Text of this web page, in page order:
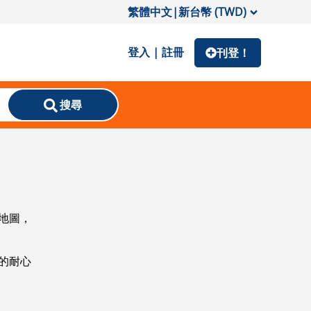
繁體中文|新台幣 (TWD)
登入 | 註冊 刊登！
搜尋
圖，
耐心